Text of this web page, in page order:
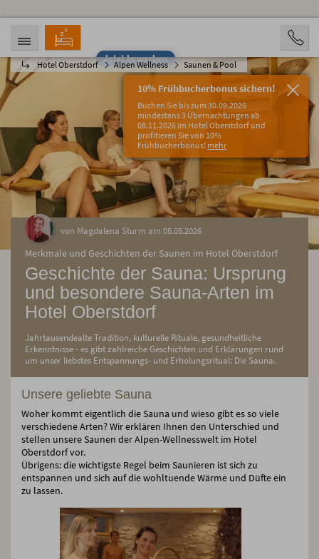
Jetzt bewerben
Hotel Oberstdorf Alpen Wellness Saunen & Pool
10% Frühbucherbonus sichern!
Buchen Sie bis zum 30.09.2026
mindestens 3 Übernachtungen ab
08.11.2026 im Hotel Oberstdorf und
profitieren Sie von 10%
Frühbucherbonus! mehr
ANREISE
07.08.2026
ABREISE
12.08.2026
2 Personen
BUCHEN
von Magdalena Sturm am 05.05.2026
Merkmale und Geschichten der Saunen im Hotel Oberstdorf
Geschichte der Sauna: Ursprung
und besondere Sauna-Arten im
Hotel Oberstdorf
Jahrtausendealte Tradition, kulturelle Rituale, gesundheitliche
Erkenntnisse - es gibt zahlreiche Geschichten und Erklärungen rund
um unser liebstes Entspannungs- und Erholungsritual: Die Sauna.
Unsere geliebte Sauna
Woher kommt eigentlich die Sauna und wieso gibt es so viele
verschiedene Arten? Wir erklären Ihnen den Unterschied und
stellen unsere Saunen der Alpen-Wellnesswelt im Hotel
Oberstdorf vor.
Übrigens: die wichtigste Regel beim Saunieren ist sich zu
entspannen und sich auf die wohltuende Wärme und Düfte ein
zu lassen.